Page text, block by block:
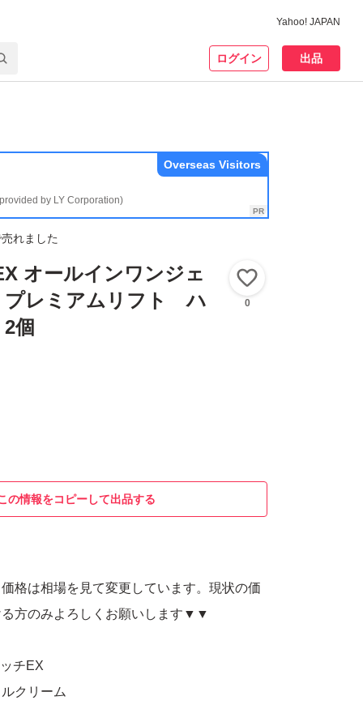
Yahoo! JAPAN
ログイン 出品
by LY Corporation)
Overseas Visitors
れました
オールインワンジェ
レミアムリフト ハ
個
0
の情報をコピーして出品する
格は相場を見て変更しています。現状の価
る方のみよろしくお願いします▼▼
チEX
クリーム